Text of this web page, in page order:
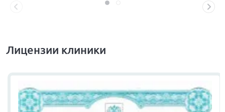
Лицензии клиники